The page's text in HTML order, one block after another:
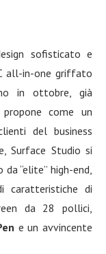
sofisticato e
all-in-one griffato
in ottobre, già
come un
del business
Surface Studio si
“elite” high-end,
di
da 28 pollici,
e un avvincente